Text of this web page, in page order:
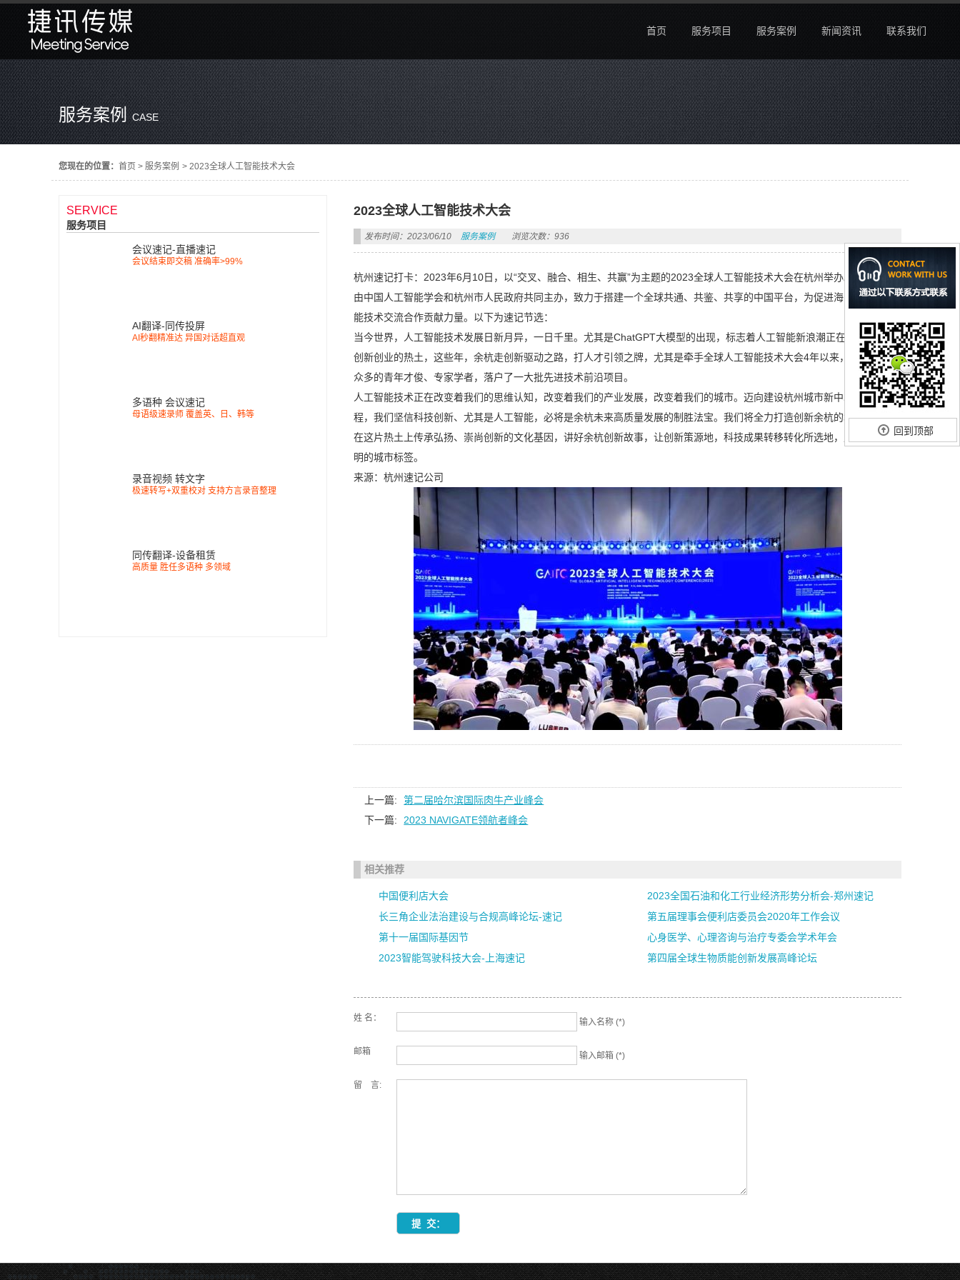
首页 服务项目 服务案例 新闻资讯 联系我们
服务案例CASE
您现在的位置： 首页 > 服务案例 > 2023全球人工智能技术大会
SERVICE
服务项目
会议速记-直播速记
会议结束即交稿 准确率>99%
AI翻译-同传投屏
AI秒翻精准达 异国对话超直观
多语种 会议速记
母语级速录师 覆盖英、日、韩等
录音视频 转文字
极速转写+双重校对 支持方言录音整理
同传翻译-设备租赁
高质量 胜任多语种 多领域
2023全球人工智能技术大会
发布时间：2023/06/10 服务案例 浏览次数：936
杭州速记打卡：2023年6月10日，以“交叉、融合、相生、共赢”为主题的2023全球人工智能技术大会在杭州举办。本次大会
由中国人工智能学会和杭州市人民政府共同主办，致力于搭建一个全球共通、共鉴、共享的中国平台，为促进海内外人工智
能技术交流合作贡献力量。以下为速记节选：
当今世界，人工智能技术发展日新月异，一日千里。尤其是ChatGPT大模型的出现，标志着人工智能新浪潮正在到来。作为
创新创业的热土，这些年，余杭走创新驱动之路，打人才引领之牌，尤其是牵手全球人工智能技术大会4年以来，我们结识了
众多的青年才俊、专家学者，落户了一大批先进技术前沿项目。
人工智能技术正在改变着我们的思维认知，改变着我们的产业发展，改变着我们的城市。迈向建设杭州城市新中心的新征
程，我们坚信科技创新、尤其是人工智能，必将是余杭未来高质量发展的制胜法宝。我们将全力打造创新余杭的城市品牌，
在这片热土上传承弘扬、崇尚创新的文化基因，讲好余杭创新故事，让创新策源地，科技成果转移转化所选地，成为余杭鲜
明的城市标签。
来源：杭州速记公司
上一篇:
第二届哈尔滨国际肉牛产业峰会
下一篇:
2023 NAVIGATE领航者峰会
相关推荐
中国便利店大会
2023全国石油和化工行业经济形势分析会-郑州速记
长三角企业法治建设与合规高峰论坛-速记
第五届理事会便利店委员会2020年工作会议
第十一届国际基因节
心身医学、心理咨询与治疗专委会学术年会
2023智能驾驶科技大会-上海速记
第四届全球生物质能创新发展高峰论坛
姓 名： 输入名称 (*)
邮箱 输入邮箱 (*)
留 言:
回到顶部